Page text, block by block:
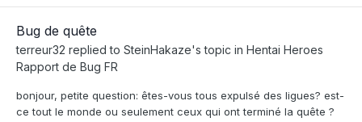
Bug de quête
terreur32 replied to SteinHakaze's topic in Hentai Heroes
Rapport de Bug FR
bonjour, petite question: êtes-vous tous expulsé des ligues? est-
ce tout le monde ou seulement ceux qui ont terminé la quête ?